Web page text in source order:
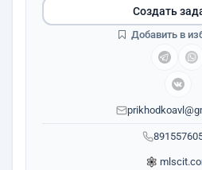
Создать
Добавить в